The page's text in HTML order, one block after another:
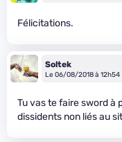
Félicitations.
Soltek
Le 06/08/2018 à 12h54
Tu vas te faire sword à
dissidents non liés au